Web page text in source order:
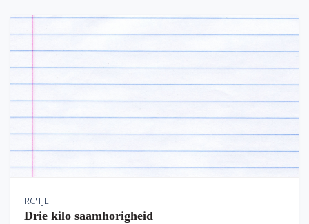
RC'TJE
Drie kilo saamhorigheid